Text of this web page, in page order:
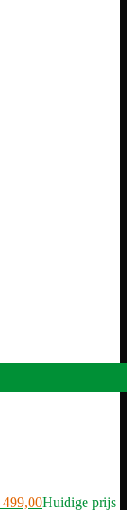
499,00Huidige prijs